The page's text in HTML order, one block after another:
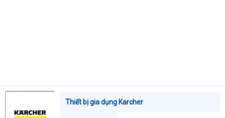
Thiết bị gia dụng Karcher